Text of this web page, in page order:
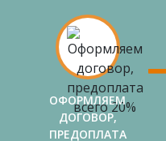
ОФОРМЛЯЕМ
ДОГОВОР,
ПРЕДОПЛАТА